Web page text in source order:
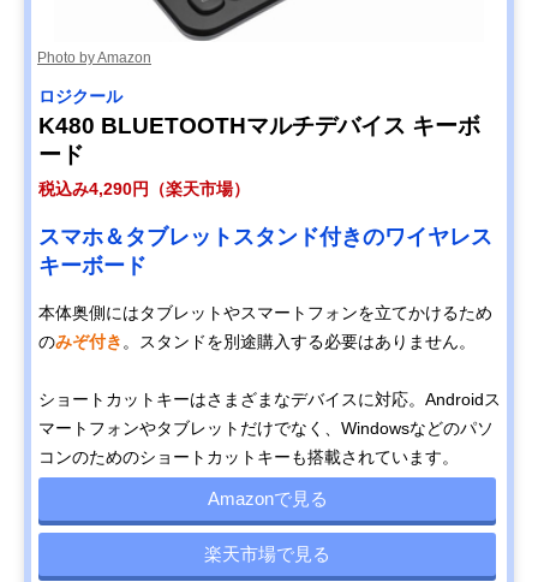
Photo by Amazon
ロジクール
K480 BLUETOOTHマルチデバイス キーボ
ード
税込み4,290円（楽天市場）
スマホ＆タブレットスタンド付きのワイヤレス
キーボード
本体奥側にはタブレットやスマートフォンを立てかけるため
のみぞ付き 。スタンドを別途購入する必要はありません。
ショートカットキーはさまざまなデバイスに対応。Androidス
マートフォンやタブレットだけでなく、Windowsなどのパソ
コンのためのショートカットキーも搭載されています。
Amazonで見る
楽天市場で見る